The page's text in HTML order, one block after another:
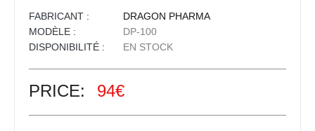
FABRICANT :
DRAGON PHARMA
MODÈLE :
DP-100
DISPONIBILITÉ :
EN STOCK
PRICE: 94€